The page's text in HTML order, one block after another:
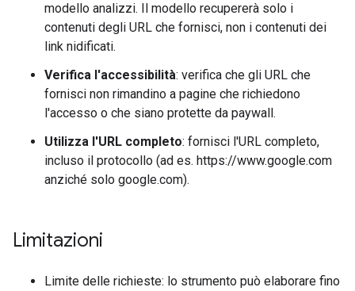
modello analizzi. Il modello recupererà solo i
contenuti degli URL che fornisci, non i contenuti dei
link nidificati.
Verifica l'accessibilità: verifica che gli URL che
fornisci non rimandino a pagine che richiedono
l'accesso o che siano protette da paywall.
Utilizza l'URL completo: fornisci l'URL completo,
incluso il protocollo (ad es. https://www.google.com
anziché solo google.com).
Limitazioni
Limite delle richieste: lo strumento può elaborare fino